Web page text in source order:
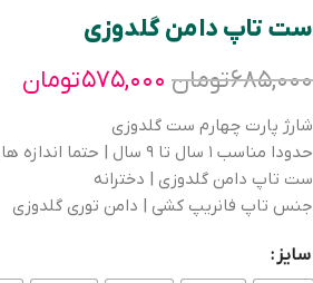
ست تاپ دامن گلدوزی
۶۸۵,۰۰۰تومان ۵۷۵,۰۰۰تومان
شارژ پارت چهارم ست گلدوزی
حدودا مناسب ١ سال تا ٩ سال | حتما اندازه ها چک شود
ست تاپ دامن گلدوزی | دخترانه
جنس تاپ فانریپ کشی | دامن توری گلدوزی
سایز